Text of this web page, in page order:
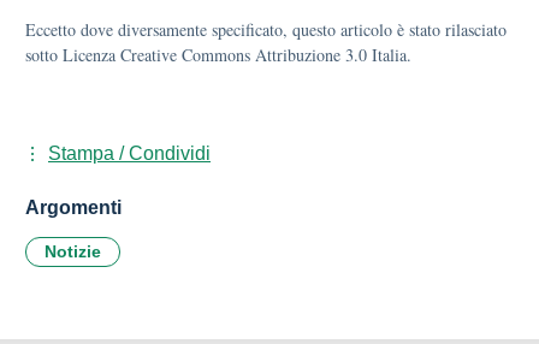
Eccetto dove diversamente specificato, questo articolo è stato rilasciato
sotto Licenza Creative Commons Attribuzione 3.0 Italia.
Stampa / Condividi
Argomenti
Notizie